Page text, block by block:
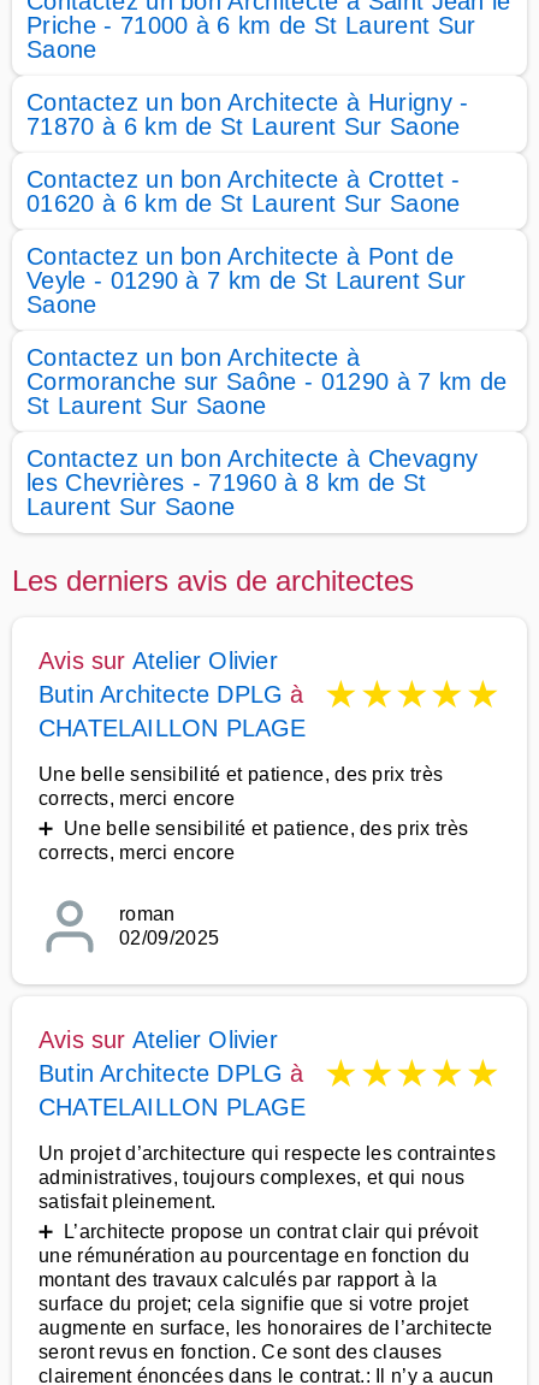
Priche - 71000 à 6 km de St Laurent Sur
Saone
Contactez un bon Architecte à Hurigny -
71870 à 6 km de St Laurent Sur Saone
Contactez un bon Architecte à Crottet -
01620 à 6 km de St Laurent Sur Saone
Contactez un bon Architecte à Pont de
Veyle - 01290 à 7 km de St Laurent Sur
Saone
Contactez un bon Architecte à
Cormoranche sur Saône - 01290 à 7 km de
St Laurent Sur Saone
Contactez un bon Architecte à Chevagny
les Chevrières - 71960 à 8 km de St
Laurent Sur Saone
Les derniers avis de architectes
Avis sur Atelier Olivier
Butin Architecte DPLG à
CHATELAILLON PLAGE
★★★★★
Une belle sensibilité et patience, des prix très
corrects, merci encore
➕ Une belle sensibilité et patience, des prix très
corrects, merci encore
roman
02/09/2025
Avis sur Atelier Olivier
Butin Architecte DPLG à
CHATELAILLON PLAGE
★★★★★
Un projet d’architecture qui respecte les contraintes
administratives, toujours complexes, et qui nous
satisfait pleinement.
➕ L’architecte propose un contrat clair qui prévoit
une rémunération au pourcentage en fonction du
montant des travaux calculés par rapport à la
surface du projet; cela signifie que si votre projet
augmente en surface, les honoraires de l’architecte
seront revus en fonction. Ce sont des clauses
clairement énoncées dans le contrat.: Il n’y a aucun